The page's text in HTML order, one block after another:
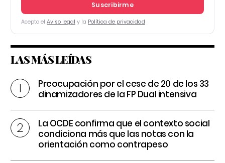
Suscribirme
Acepto el Aviso legal y la Política de privacidad
LAS MÁS LEÍDAS
Preocupación por el cese de 20 de los 33
dinamizadores de la FP Dual intensiva
La OCDE confirma que el contexto social
condiciona más que las notas con la
orientación como contrapeso